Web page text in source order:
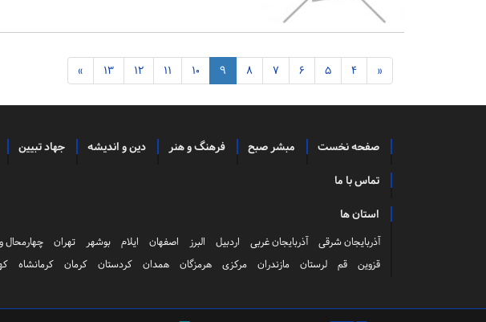
«
4
5
6
7
8
9
10
11
12
13
»
صفحه نخست مبشر صبح فرهنگ و هنر دین و اندیشه جهاد تبیین
تماس با ما
استان ها
آذربایجان شرقی آذربایجان غربی اردبیل البرز اصفهان ایلام بوشهر تهران چهارمحال
قزوین
قم لرستان مازندران مرکزی هرمزگان همدان کردستان کرمان کرمانشاه